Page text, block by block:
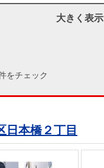
大きく表示
をチェック
日本橋２丁目